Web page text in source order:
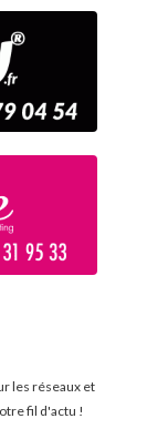
les réseaux et
fil d'actu !